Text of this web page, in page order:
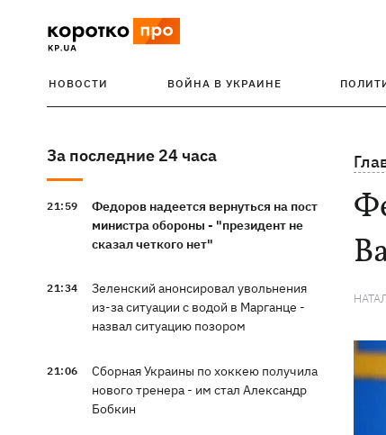
НОВОСТИ ВОЙНА В УКРАИНЕ
За последние 24 часа
21:59
Федоров надеется вернуться на пост
министра обороны - "президент не
сказал четкого нет"
21:34
Зеленский анонсировал увольнения
из-за ситуации с водой в Марганце -
назвал ситуацию позором
21:06
Сборная Украины по хоккею получила
нового тренера - им стал Александр
Бобкин